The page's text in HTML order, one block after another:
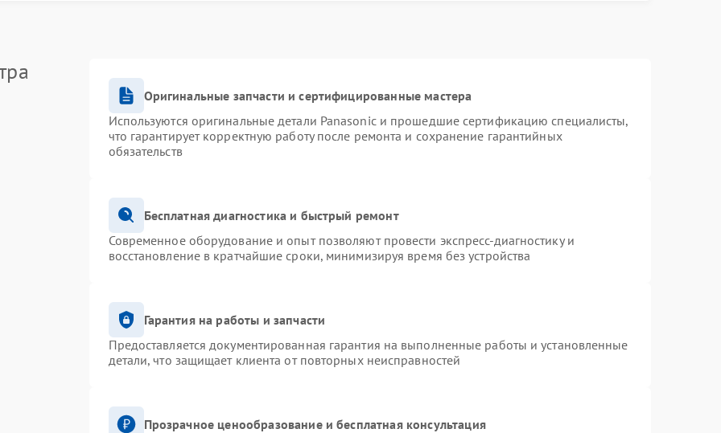
Оригинальные запчасти и сертифицированные мастера
Используются оригинальные детали Panasonic и прошедшие сертификацию специалисты,
что гарантирует корректную работу после ремонта и сохранение гарантийных
обязательств
Бесплатная диагностика и быстрый ремонт
Современное оборудование и опыт позволяют провести экспресс-диагностику и
восстановление в кратчайшие сроки, минимизируя время без устройства
Гарантия на работы и запчасти
Предоставляется документированная гарантия на выполненные работы и установленные
детали, что защищает клиента от повторных неисправностей
Прозрачное ценообразование и бесплатная консультация